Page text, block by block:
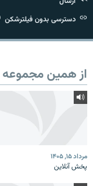
دسترسی بدون فیلترشکن
از همین مجموعه
مرداد ۱۵, ۱۴۰۵
پخش آنلاین